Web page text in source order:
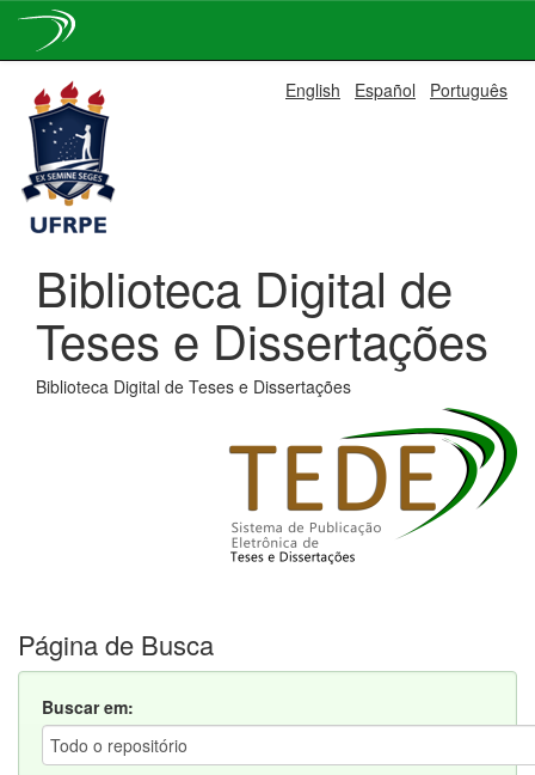
navigation
English Español Português
Biblioteca Digital de
Teses e Dissertações
Biblioteca Digital de Teses e Dissertações
Página de Busca
Buscar em: